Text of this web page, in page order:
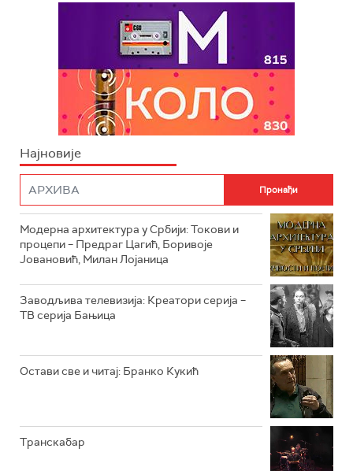
Најновије
Модерна архитектура у Србији: Токови и
процепи – Предраг Цагић, Боривоје
Јовановић, Милан Лојаница
Заводљива телевизија: Креатори серија –
ТВ серија Бањица
Остави све и читај: Бранко Кукић
Транскабар